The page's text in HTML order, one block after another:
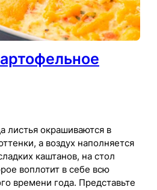
листья окрашиваются в
а воздух наполняется
каштанов, на стол
воплотит в себе всю
времени года. Представьте